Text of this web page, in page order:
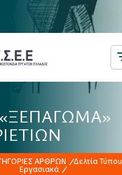
ΑΡΘΡΩΝ
Δελτία Τύπου
Εργασιακά